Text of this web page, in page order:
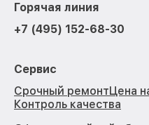
Горячая линия
+7 (495) 152-68-30
Сервис
Срочный ремонтЦена
Контроль качества